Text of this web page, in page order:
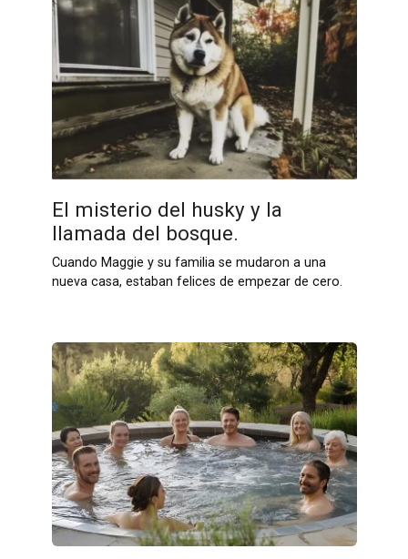
El misterio del husky y la
llamada del bosque.
Cuando Maggie y su familia se mudaron a una
nueva casa, estaban felices de empezar de cero.